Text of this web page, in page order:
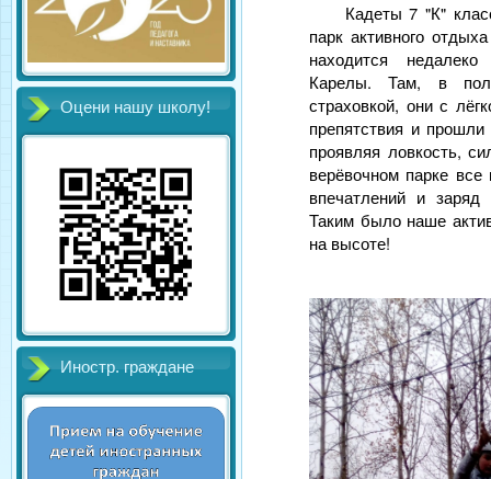
Оцени нашу школу!
Иностр. граждане
Кадеты 7 "К"
парк активного
находится
Карелы. Там, в
страховкой, они с
препятствия и
проявляя ловкость,
верёвочном парке
впечатлений и заряд
Таким было наше
на высоте!